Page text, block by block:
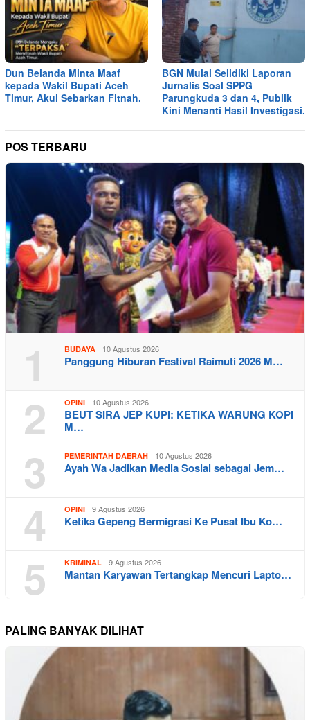
Dun Belanda Minta Maaf
kepada Wakil Bupati Aceh
Timur, Akui Sebarkan Fitnah.
BGN Mulai Selidiki Laporan
Jurnalis Soal SPPG
Parungkuda 3 dan 4, Publik
Kini Menanti Hasil Investigasi.
POS TERBARU
1 BUDAYA 10 Agustus 2026
Panggung Hiburan Festival Raimuti 2026 M…
2 OPINI 10 Agustus 2026
BEUT SIRA JEP KUPI: KETIKA WARUNG KOPI
M…
3 PEMERINTAH DAERAH 10 Agustus 2026
Ayah Wa Jadikan Media Sosial sebagai Jem…
4 OPINI 9 Agustus 2026
Ketika Gepeng Bermigrasi Ke Pusat Ibu Ko…
5 KRIMINAL 9 Agustus 2026
Mantan Karyawan Tertangkap Mencuri Lapto…
PALING BANYAK DILIHAT